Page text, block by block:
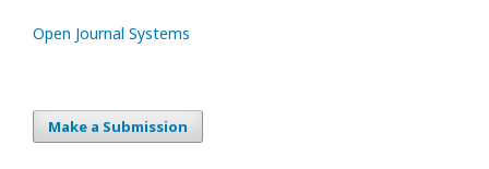
Open Journal Systems
Make a Submission